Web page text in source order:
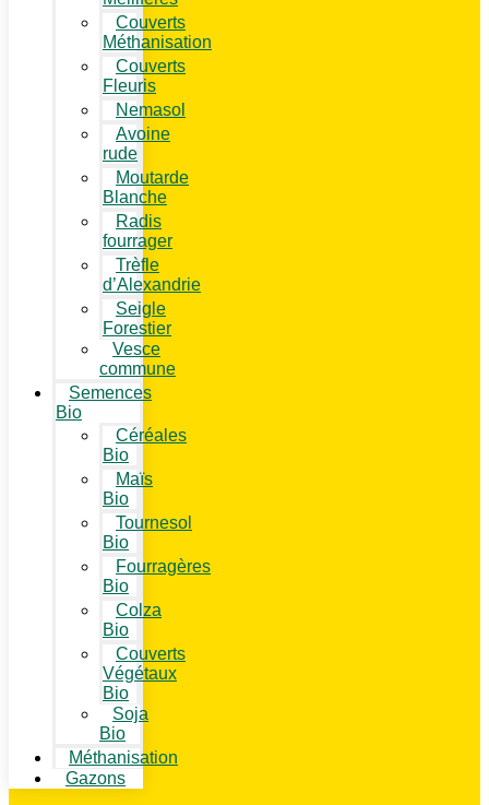
Couverts
Méthanisation
Couverts
Fleuris
Nemasol
Avoine
rude
Moutarde
Blanche
Radis
fourrager
Trèfle
d’Alexandrie
Seigle
Forestier
Vesce
commune
Semences
Bio
Céréales
Bio
Maïs
Bio
Tournesol
Bio
Fourragères
Bio
Colza
Bio
Couverts
Végétaux
Bio
Soja
Bio
Méthanisation
Gazons